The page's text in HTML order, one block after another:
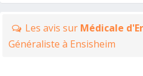
Les avis sur Médicale
Généraliste à Ensisheim